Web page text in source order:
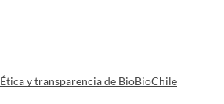
Ética y transparencia de BioBioChile